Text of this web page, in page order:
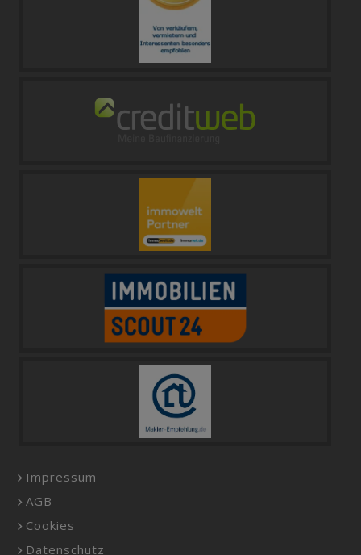
Impressum
AGB
Cookies
Datenschutz